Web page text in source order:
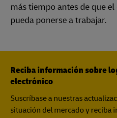
más tiempo antes de que
pueda ponerse a trabajar.
Reciba información sobre
electrónico
Suscríbase a nuestras
situación del mercado y reciba